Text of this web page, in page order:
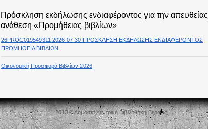
Πρόσκληση εκδήλωσης ενδιαφέροντος για την απευθείας
ανάθεση «Προμήθειας βιβλίων»
26PROC019549311 2026-07-30 ΠΡΟΣΚΛΗΣΗ ΕΚΔΗΛΩΣΗΣ ΕΝΔΙΑΦΕΡΟΝΤΟΣ
ΠΡΟΜΗΘΕΙΑ ΒΙΒΛΙΩΝ
Οικονομική Προσφορά Βιβλίων 2026
2013 © Δημόσια Κεντρική Βιβλιοθήκη Βέροιας